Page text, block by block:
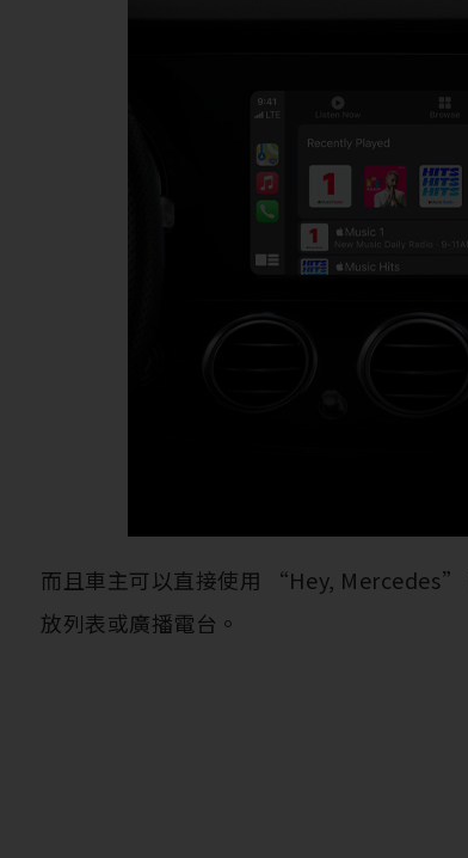
而且車主可以直接使用 “Hey, Mercedes”
放列表或廣播電台。